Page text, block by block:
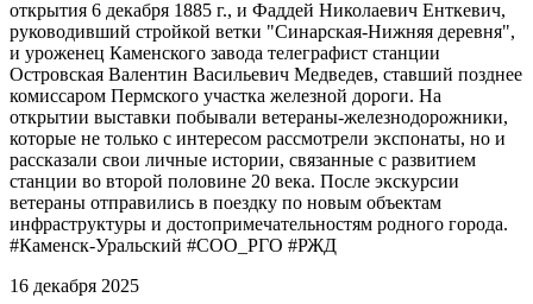
открытия 6 декабря 1885 г., и Фаддей Николаевич Енткевич,
руководивший стройкой ветки "Синарская-Нижняя деревня",
и уроженец Каменского завода телеграфист станции
Островская Валентин Васильевич Медведев, ставший позднее
комиссаром Пермского участка железной дороги. На
открытии выставки побывали ветераны-железнодорожники,
которые не только с интересом рассмотрели экспонаты, но и
рассказали свои личные истории, связанные с развитием
станции во второй половине 20 века. После экскурсии
ветераны отправились в поездку по новым объектам
инфраструктуры и достопримечательностям родного города.
#Каменск-Уральский #СОО_РГО #РЖД
16 декабря 2025